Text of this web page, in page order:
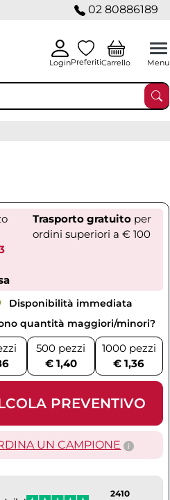
02 80886189
LoginPreferitiCarrello Menu
Trasporto gratuitoper
ordini superiori a € 100
Disponibilità immediata
quantità maggiori/minori?
500 pezzi
€ 1,40
1000 pezzi
€ 1,36
PREVENTIVO
UN CAMPIONE
2410